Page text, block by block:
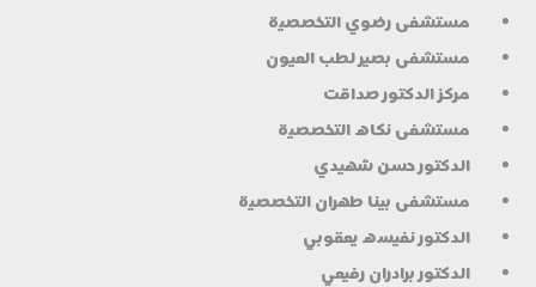
مستشفى رضوي التخصصية
مستشفى بصير لطب العيون
مركز الدكتور صداقت
مستشفى نكاه التخصصية
الدكتور حسن شهيدي
مستشفى بينا طهران التخصصية
الدكتور نفيسه يعقوبي
الدكتور برادران رفيعي